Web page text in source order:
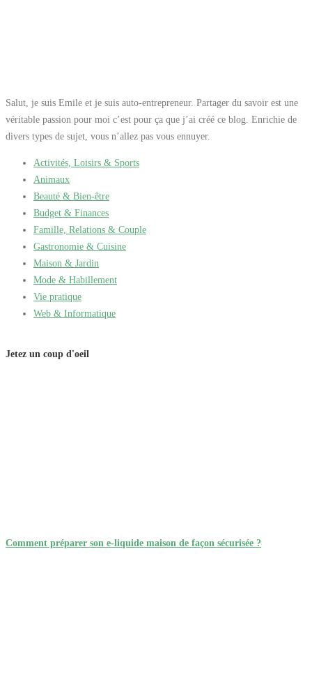
Salut, je suis Emile et je suis auto-entrepreneur. Partager du savoir est une
véritable passion pour moi c’est pour ça que j’ai créé ce blog. Enrichie de
divers types de sujet, vous n’allez pas vous ennuyer.
Activités, Loisirs & Sports
Animaux
Beauté & Bien-être
Budget & Finances
Famille, Relations & Couple
Gastronomie & Cuisine
Maison & Jardin
Mode & Habillement
Vie pratique
Web & Informatique
Jetez un coup d'oeil
Comment préparer son e-liquide maison de façon sécurisée ?